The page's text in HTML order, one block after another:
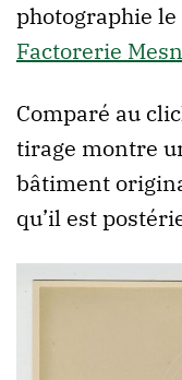
photographie
Factorerie
Comparé au
tirage montre
bâtiment
qu’il est